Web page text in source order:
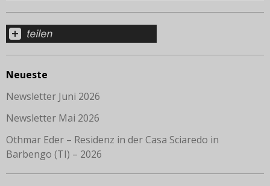
Neueste
Newsletter Juni 2026
Newsletter Mai 2026
Othmar Eder – Residenz in der Casa Sciaredo in
Barbengo (TI) – 2026